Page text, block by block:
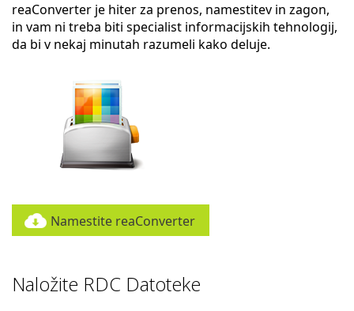
reaConverter je hiter za prenos, namestitev in zagon,
in vam ni treba biti specialist informacijskih tehnologij,
da bi v nekaj minutah razumeli kako deluje.
Namestite reaConverter
Naložite RDC Datoteke